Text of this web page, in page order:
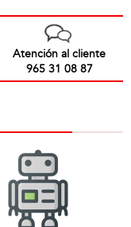
Atención al cliente
965 31 08 87